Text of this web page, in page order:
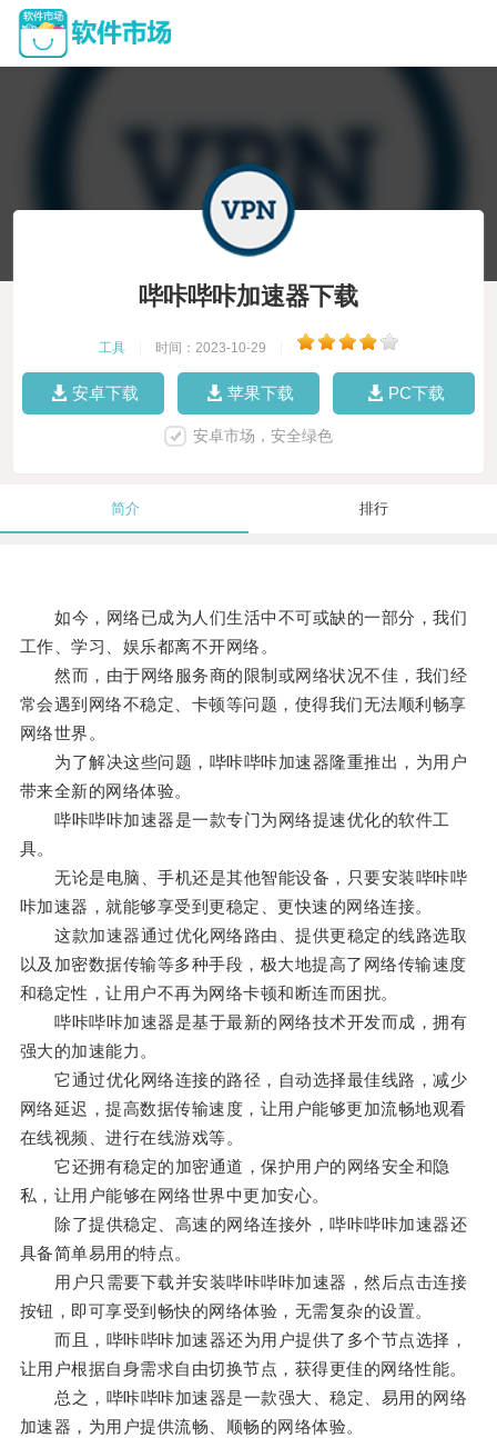
哔咔哔咔加速器下载
工具 时间：2023-10-29
安卓下载 苹果下载 PC下载
安卓市场，安全绿色
简介 排行
如今，网络已成为人们生活中不可或缺的一部分，我们
工作、学习、娱乐都离不开网络。
然而，由于网络服务商的限制或网络状况不佳，我们经
常会遇到网络不稳定、卡顿等问题，使得我们无法顺利畅享
网络世界。
为了解决这些问题，哔咔哔咔加速器隆重推出，为用户
带来全新的网络体验。
哔咔哔咔加速器是一款专门为网络提速优化的软件工
具。
无论是电脑、手机还是其他智能设备，只要安装哔咔哔
咔加速器，就能够享受到更稳定、更快速的网络连接。
这款加速器通过优化网络路由、提供更稳定的线路选取
以及加密数据传输等多种手段，极大地提高了网络传输速度
和稳定性，让用户不再为网络卡顿和断连而困扰。
哔咔哔咔加速器是基于最新的网络技术开发而成，拥有
强大的加速能力。
它通过优化网络连接的路径，自动选择最佳线路，减少
网络延迟，提高数据传输速度，让用户能够更加流畅地观看
在线视频、进行在线游戏等。
它还拥有稳定的加密通道，保护用户的网络安全和隐
私，让用户能够在网络世界中更加安心。
除了提供稳定、高速的网络连接外，哔咔哔咔加速器还
具备简单易用的特点。
用户只需要下载并安装哔咔哔咔加速器，然后点击连接
按钮，即可享受到畅快的网络体验，无需复杂的设置。
而且，哔咔哔咔加速器还为用户提供了多个节点选择，
让用户根据自身需求自由切换节点，获得更佳的网络性能。
总之，哔咔哔咔加速器是一款强大、稳定、易用的网络
加速器，为用户提供流畅、顺畅的网络体验。